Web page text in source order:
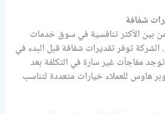
بين الأكثر تنافسية في سوق خدمات
توفر تقديرات شفافة قبل البدء في
مفاجآت غير سارة في التكلفة بعد
هاوس للعملاء خيارات متعددة لتناسب